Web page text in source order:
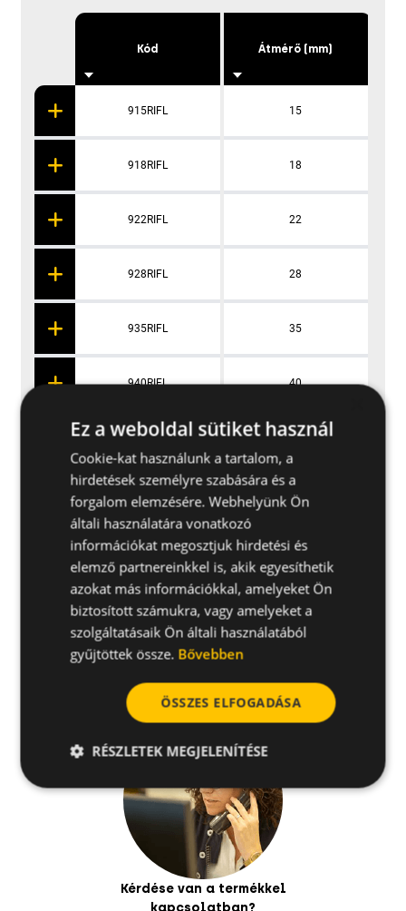
Kód
915RIFL
918RIFL
922RIFL
928RIFL
935RIFL
940RIFL
948RIFL
Átmérő (mm)
15
18
22
28
35
40
48
60
Alkalmazások
További specifikációk
Kérdése van a termékkel
kapcsolatban?
Ez a weboldal sütiket használ
Cookie-kat használunk a tartalom, a
hirdetések személyre szabására és a
forgalom elemzésére. Webhelyünk Ön
általi használatára vonatkozó
információkat megosztjuk hirdetési és
elemző partnereinkkel is, akik egyesíthetik
azokat más információkkal, amelyeket Ön
biztosított számukra, vagy amelyeket a
szolgáltatásaik Ön általi használatából
gyűjtöttek össze. Bővebben
ÖSSZES ELFOGADÁSA
RÉSZLETEK MEGJELENÍTÉSE